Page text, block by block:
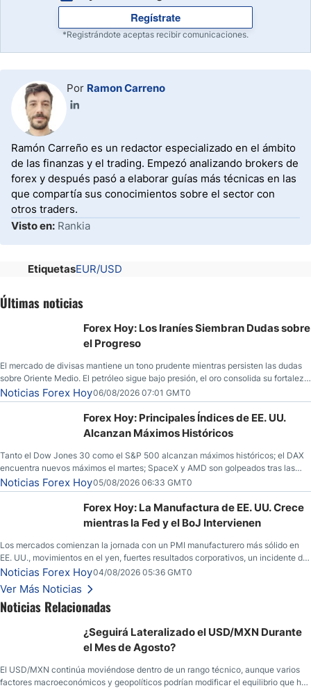
Regístrate
*Registrándote aceptas recibir comunicaciones.
Por Ramon Carreno
Ramón Carreño es un redactor especializado en el ámbito
de las finanzas y el trading. Empezó analizando brokers de
forex y después pasó a elaborar guías más técnicas en las
que compartía sus conocimientos sobre el sector con
otros traders.
Visto en: Rankia
EtiquetasEUR/USD
Últimas noticias
Forex Hoy: Los Iraníes Siembran Dudas sobre
el Progreso
El mercado de divisas mantiene un tono prudente mientras persisten las dudas
sobre Oriente Medio. El petróleo sigue bajo presión, el oro consolida su fortaleza
y los operadores esperan nuevas referencias económicas desde Estados
Unidos.
Noticias Forex Hoy06/08/2026 07:01 GMT0
Forex Hoy: Principales Índices de EE. UU.
Alcanzan Máximos Históricos
Tanto el Dow Jones 30 como el S&P 500 alcanzan máximos históricos; el DAX
encuentra nuevos máximos el martes; SpaceX y AMD son golpeados tras las
llamadas de ganancias; el petróleo crudo cae por debajo de los $80 con nuevas
esperanzas; el dólar estadounidense continúa intentando estabilizarse frente al
yen; el peso mexicano ve un repunte a medida que las tasas caen en EE. UU.
Noticias Forex Hoy05/08/2026 06:33 GMT0
Forex Hoy: La Manufactura de EE. UU. Crece
mientras la Fed y el BoJ Intervienen
Los mercados comienzan la jornada con un PMI manufacturero más sólido en
EE. UU., movimientos en el yen, fuertes resultados corporativos, un incidente de
seguridad en Bitcoin y nuevas señales desde el mercado del petróleo.
Noticias Forex Hoy04/08/2026 05:36 GMT0
Ver Más Noticias
Noticias Relacionadas
¿Seguirá Lateralizado el USD/MXN Durante
el Mes de Agosto?
El USD/MXN continúa moviéndose dentro de un rango técnico, aunque varios
factores macroeconómicos y geopolíticos podrían modificar el equilibrio que ha